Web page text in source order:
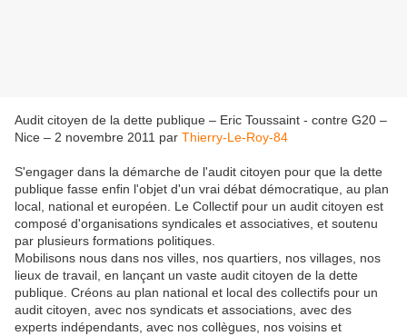
Audit citoyen de la dette publique – Eric Toussaint - contre G20 –
Nice – 2 novembre 2011 par Thierry-Le-Roy-84
S'engager dans la démarche de l'audit citoyen pour que la dette
publique fasse enfin l'objet d'un vrai débat démocratique, au plan
local, national et européen. Le Collectif pour un audit citoyen est
composé d'organisations syndicales et associatives, et soutenu
par plusieurs formations politiques.
Mobilisons nous dans nos villes, nos quartiers, nos villages, nos
lieux de travail, en lançant un vaste audit citoyen de la dette
publique. Créons au plan national et local des collectifs pour un
audit citoyen, avec nos syndicats et associations, avec des
experts indépendants, avec nos collègues, nos voisins et